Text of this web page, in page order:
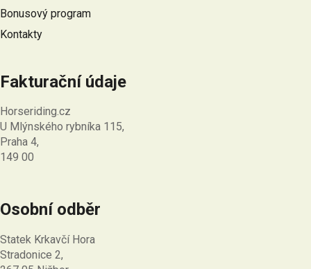
Bonusový program
Kontakty
Fakturační údaje
Horseriding.cz
U Mlýnského rybníka 115,
Praha 4,
149 00
Osobní odběr
Statek Krkavčí Hora
Stradonice 2,